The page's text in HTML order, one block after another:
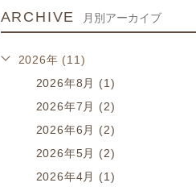
ARCHIVE 月別アーカイブ
2026年 (11)
2026年8月 (1)
2026年7月 (2)
2026年6月 (2)
2026年5月 (2)
2026年4月 (1)